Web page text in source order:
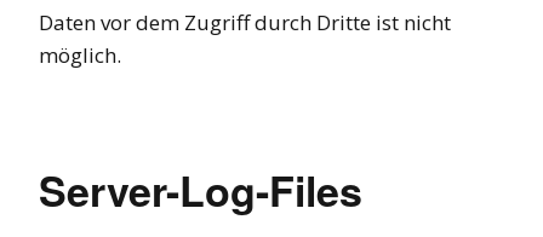
Daten vor dem Zugriff durch Dritte ist nicht
möglich.
Server-Log-Files